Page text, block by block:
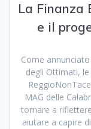
La Finanza
e il
Come
degli Ottimati,
MAG delle
tornare a
aiutare a capire